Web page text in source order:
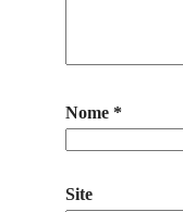
Nome *
Site